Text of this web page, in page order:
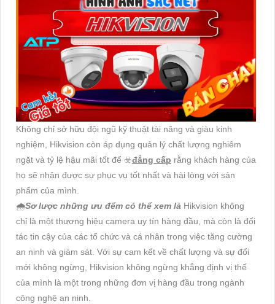
Không chỉ sở hữu đội ngũ kỹ thuật tài năng và giàu kinh
nghiệm, Hikvision còn áp dụng quản lý chất lượng nghiêm
ngặt và tỷ lệ hậu mãi tốt để ☣️đẳng cấp rằng khách hàng của
họ sẽ nhận được sự phục vụ tốt nhất và hài lòng với sản
phẩm của mình.
🌧️Sơ lược những ưu đểm có thể xem là Hikvision không
chỉ là một thương hiệu camera uy tín hàng đầu, mà còn là đối
tác tin cậy của các tổ chức và cá nhân trong việc tăng cường
an ninh và giám sát. Với sự cam kết về chất lượng và sự đổi
mới không ngừng, Hikvision không ngừng khẳng định vị thế
của mình là một trong những đơn vị hàng đầu trong ngành
công nghệ an ninh.